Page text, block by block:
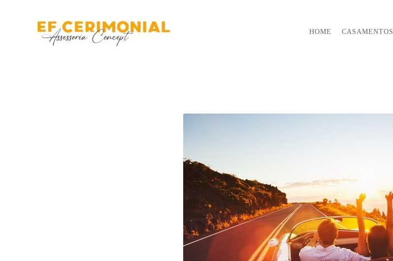
HOME CASAMENTOS